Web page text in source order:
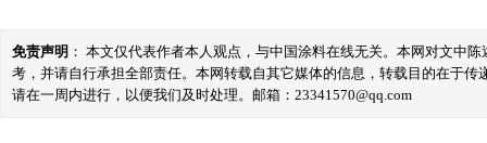
免责声明 ： 本文仅代表作者本人观点，与中国涂料在线无关。本网对文中
考，并请自行承担全部责任。本网转载自其它媒体的信息，转载目的在于
请在一周内进行，以便我们及时处理。邮箱：23341570@qq.com